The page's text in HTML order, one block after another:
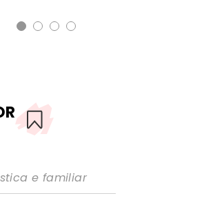
e familiar